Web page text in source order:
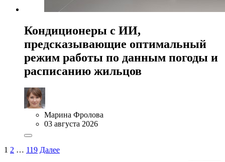
Кондиционеры с ИИ,
предсказывающие оптимальный
режим работы по данным погоды и
расписанию жильцов
Марина Фролова
03 августа 2026
1 2 … 119 Далее